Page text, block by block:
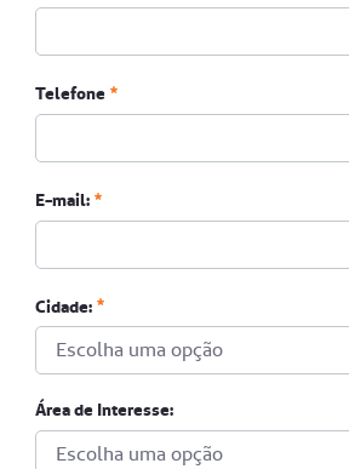
Obrigatório
Telefone
Obrigatório
E-mail:
Cidade:
Escolha uma opção
Obrigatório
Área de Interesse:
Escolha uma opção